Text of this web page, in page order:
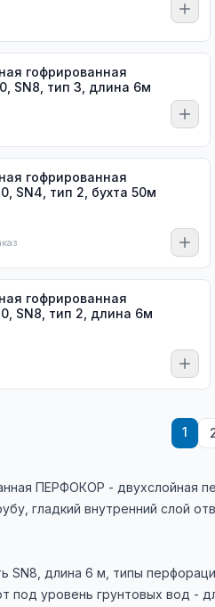
гофрированная
SN8, тип 3, длина 6м
гофрированная
SN4, тип 2, бухта 50м
гофрированная
SN8, тип 2, длина 6м
1
ПЕРФОКОР - двухслойная
гладкий внутренний слой
SN8, длина 6 м, типы
под уровень грунтовых вод -